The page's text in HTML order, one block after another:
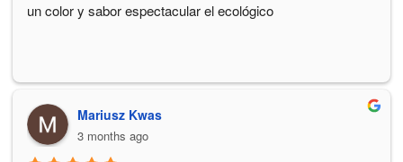
un color y sabor espectacular el ecológico
Mariusz Kwas
3 months ago